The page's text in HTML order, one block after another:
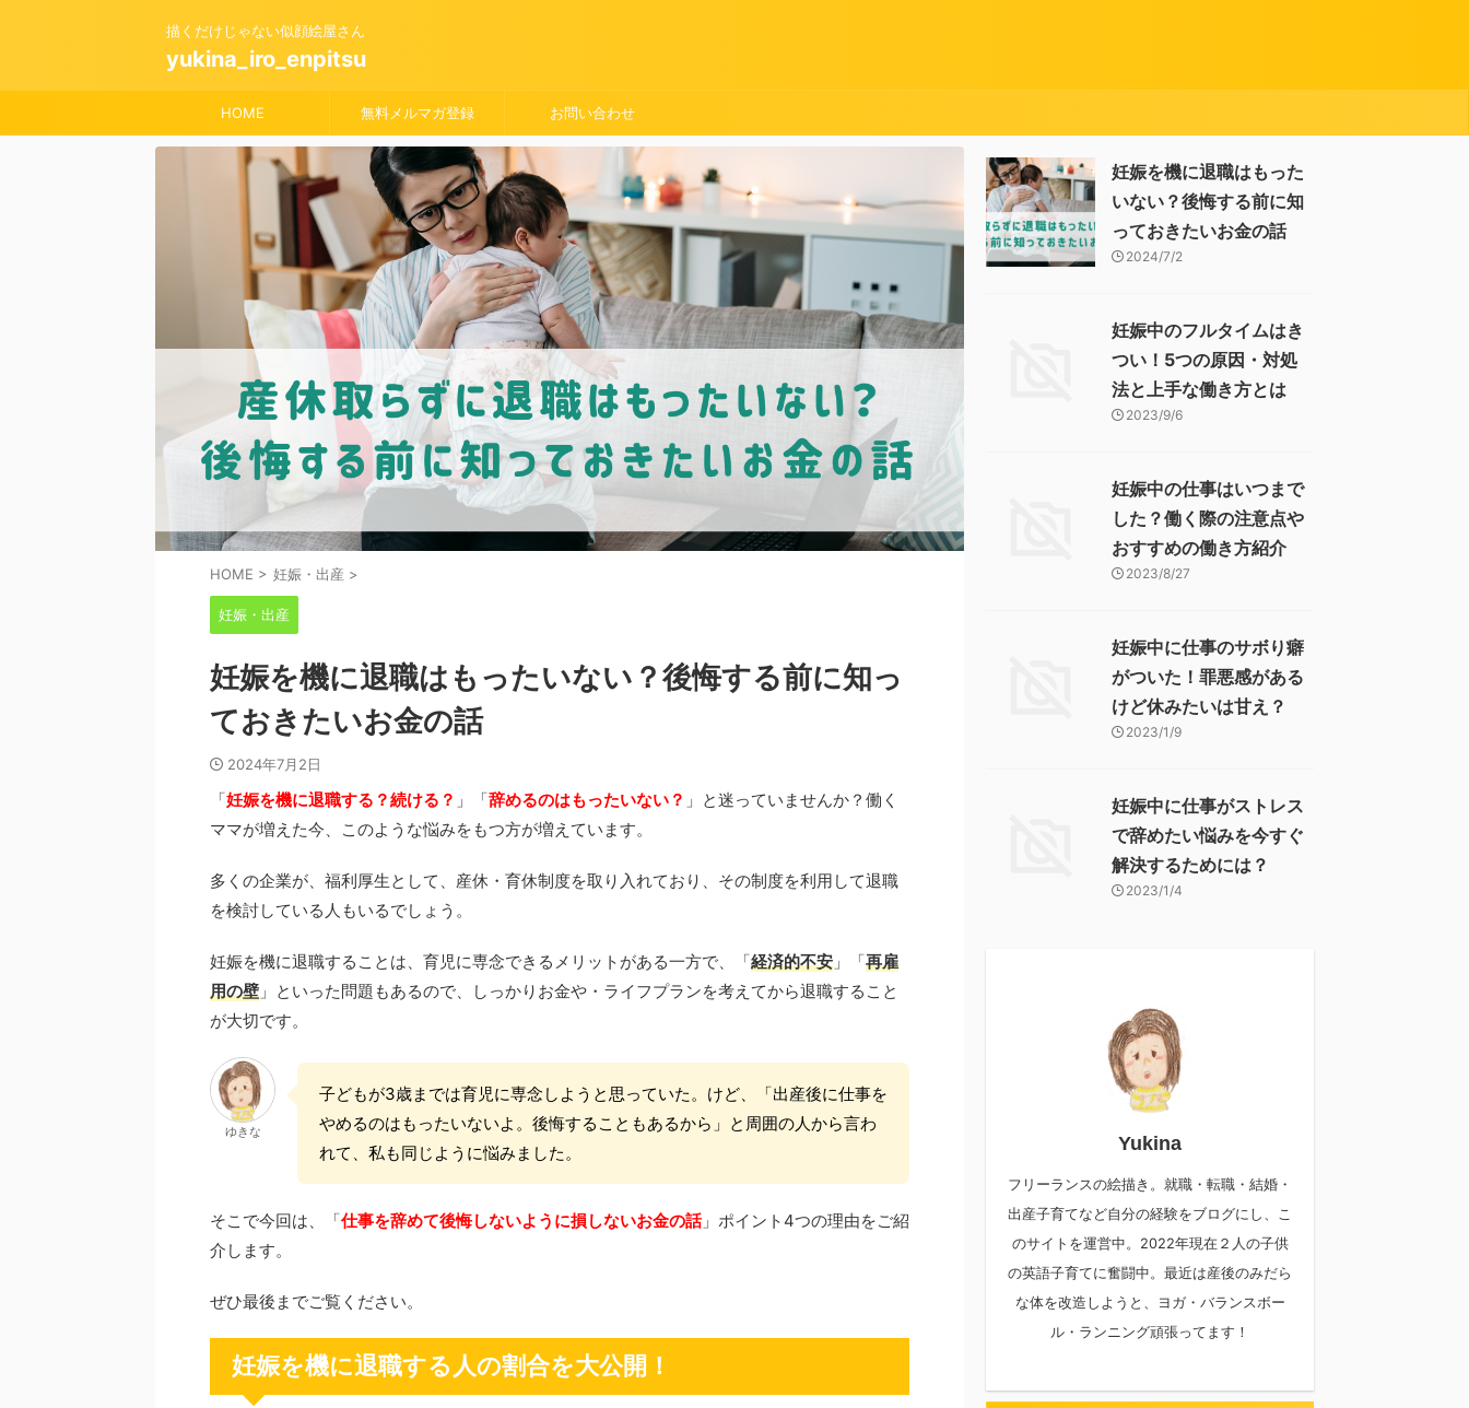
描くだけじゃない似顔絵屋さん
yukina_iro_enpitsu
HOME 無料メルマガ登録 お問い合わせ
HOME > 妊娠・出産 >
妊娠・出産
妊娠を機に退職はもったいない？後悔する前に知っ
ておきたいお金の話
2024年7月2日
「妊娠を機に退職する？続ける？ 」「辞めるのはもったいない？ 」と迷っていませんか？働く
ママが増えた今、このような悩みをもつ方が増えています。
多くの企業が、福利厚生として、産休・育休制度を取り入れており、その制度を利用して退職
を検討している人もいるでしょう。
妊娠を機に退職することは、育児に専念できるメリットがある一方で、「経済的不安 」「再雇
用の壁 」といった問題もあるので、しっかりお金や・ライフプランを考えてから退職すること
が大切です。
ゆきな
子どもが3歳までは育児に専念しようと思っていた。けど、「出産後に仕事を
やめるのはもったいないよ。後悔することもあるから」と周囲の人から言わ
れて、私も同じように悩みました。
そこで今回は、「仕事を辞めて後悔しないように損しないお金の話」ポイント4つの理由をご紹
介します。
ぜひ最後までご覧ください。
妊娠を機に退職する人の割合を大公開！
妊娠を機に退職はもった
いない？後悔する前に知
っておきたいお金の話
2024/7/2
妊娠中のフルタイムはき
つい！5つの原因・対処
法と上手な働き方とは
2023/9/6
妊娠中の仕事はいつまで
した？働く際の注意点や
おすすめの働き方紹介
2023/8/27
妊娠中に仕事のサボり癖
がついた！罪悪感がある
けど休みたいは甘え？
2023/1/9
妊娠中に仕事がストレス
で辞めたい悩みを今すぐ
解決するためには？
2023/1/4
Yukina
フリーランスの絵描き。就職・転職・結婚・
出産子育てなど自分の経験をブログにし、こ
のサイトを運営中。2022年現在２人の子供
の英語子育てに奮闘中。最近は産後のみだら
な体を改造しようと、ヨガ・バランスボー
ル・ランニング頑張ってます！